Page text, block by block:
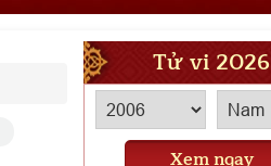
Tử vi 2026
Xem ngay